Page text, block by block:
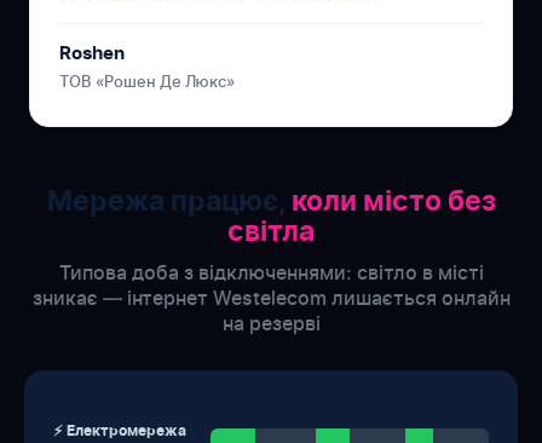
Roshen
ТОВ «Рошен Де Люкс»
Мережа працює, коли місто без
світла
Типова доба з відключеннями: світло в місті
зникає — інтернет Westelecom лишається онлайн
на резерві
⚡ Електромережа